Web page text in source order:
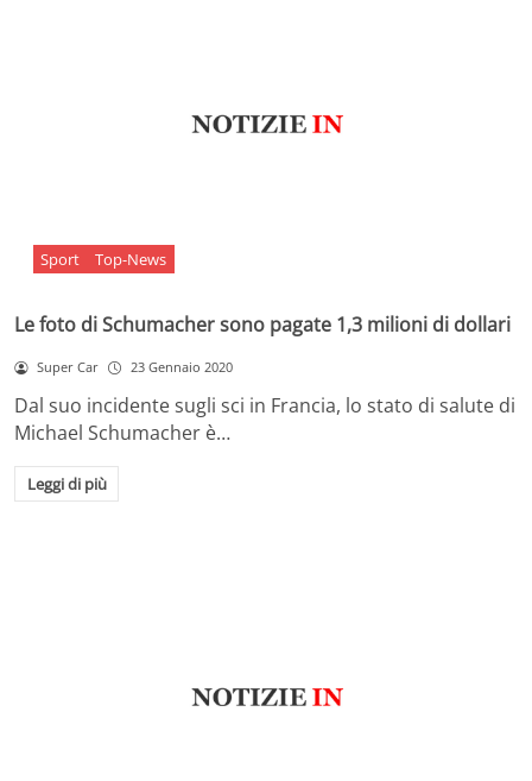
Sport Top-News
Le foto di Schumacher sono pagate 1,3 milioni di dollari
Super Car 23 Gennaio 2020
Dal suo incidente sugli sci in Francia, lo stato di salute di
Michael Schumacher è…
Leggi di più